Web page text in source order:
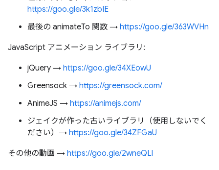
https://goo.gle/3k1zbIE
最後の animateTo 関数 → https://goo.gle/363WVHn
JavaScript アニメーション ライブラリ:
jQuery → https://goo.gle/34XEowU
Greensock → https://greensock.com/
AnimeJS → https://animejs.com/
ジェイクが作った古いライブラリ（使用しないでく
ださい）→ https://goo.gle/34ZFGaU
その他の動画 → https://goo.gle/2wneQLl